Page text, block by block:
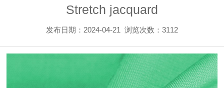
Stretch jacquard
发布日期：2024-04-21 浏览次数：3112